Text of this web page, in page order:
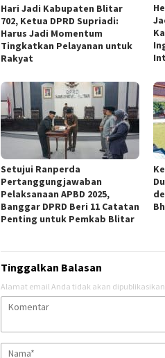
Hari Jadi Kabupaten Blitar
702, Ketua DPRD Supriadi:
Harus Jadi Momentum
Tingkatkan Pelayanan untuk
Rakyat
Setujui Ranperda
Pertanggungjawaban
Pelaksanaan APBD 2025,
Banggar DPRD Beri 11 Catatan
Penting untuk Pemkab Blitar
Tinggalkan Balasan
Alamat email Anda tidak akan